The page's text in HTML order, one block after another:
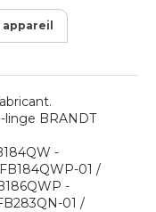
linge BRANDT
-
01 /
-
01 /